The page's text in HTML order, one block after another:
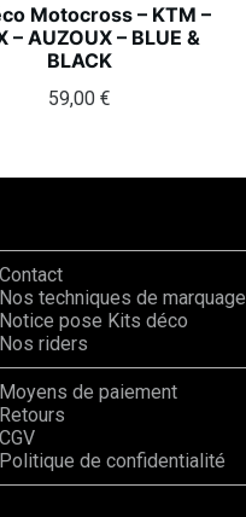
Motocross – KTM –
– AUZOUX – BLUE &
BLACK
59,00 €
Contact
Nos techniques de marquage
Notice pose Kits déco
Nos riders
Moyens de paiement
Retours
CGV
Politique de confidentialité